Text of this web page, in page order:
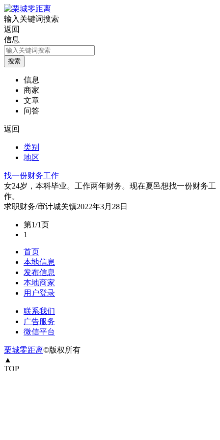
输入关键词搜索
返回
信息
信息
商家
文章
问答
返回
类别
地区
找一份财务工作
女24岁，本科毕业。工作两年财务。现在夏邑想找一份财务工
作。
求职财务/审计城关镇2022年3月28日
第1/1页
1
首页
本地信息
发布信息
本地商家
用户登录
联系我们
广告服务
微信平台
栗城零距离©版权所有
▲
TOP